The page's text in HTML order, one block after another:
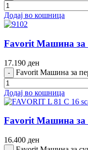
Додај во кошница
Favorit Машина за
17.190 ден
Favorit Машина за
Додај во кошница
Favorit Машина за
16.400 ден